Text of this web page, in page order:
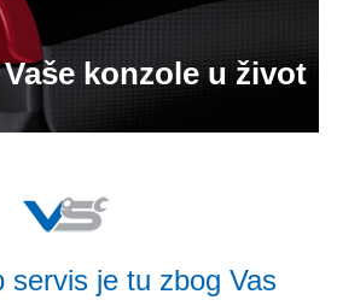
konzole u život
servis je tu zbog Vas